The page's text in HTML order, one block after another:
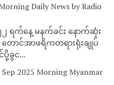
Daily News by Radio
ရက်နေ့ မနက်ခင်း နောက်ဆုံး
တောင်အာဖရိကတရားရုံးချုပ်
ခွင...
2025 Morning Myanmar